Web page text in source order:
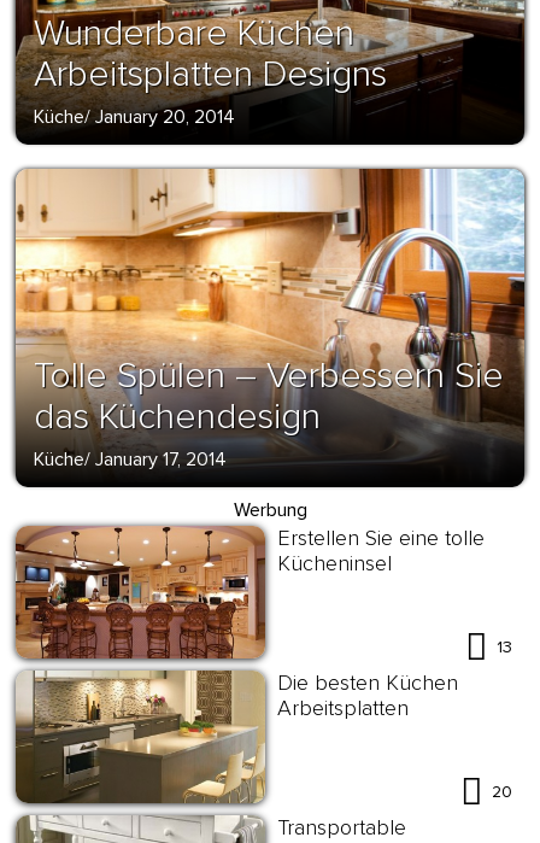
Wunderbare Küchen
Arbeitsplatten Designs
Küche/January 20, 2014
Tolle Spülen – Verbessern Sie
das Küchendesign
Küche/January 17, 2014
Werbung
Erstellen Sie eine tolle
Kücheninsel
13
Die besten Küchen
Arbeitsplatten
20
Transportable